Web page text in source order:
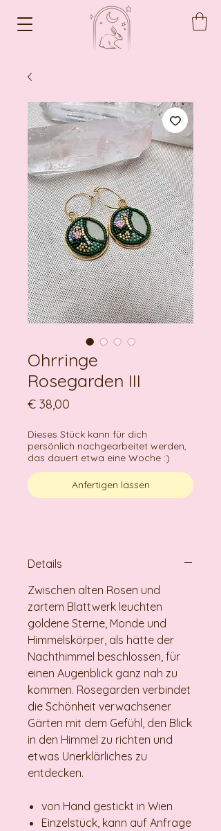
Ohrringe
Rosegarden III
€ 38,00
Dieses Stück kann für dich
persönlich nachgearbeitet werden,
das dauert etwa eine Woche :)
Anfertigen lassen
Details
Zwischen alten Rosen und
zartem Blattwerk leuchten
goldene Sterne, Monde und
Himmelskörper, als hätte der
Nachthimmel beschlossen, für
einen Augenblick ganz nah zu
kommen. Rosegarden verbindet
die Schönheit verwachsener
Gärten mit dem Gefühl, den Blick
in den Himmel zu richten und
etwas Unerklärliches zu
entdecken.
von Hand gestickt in Wien
Einzelstück, kann auf Anfrage